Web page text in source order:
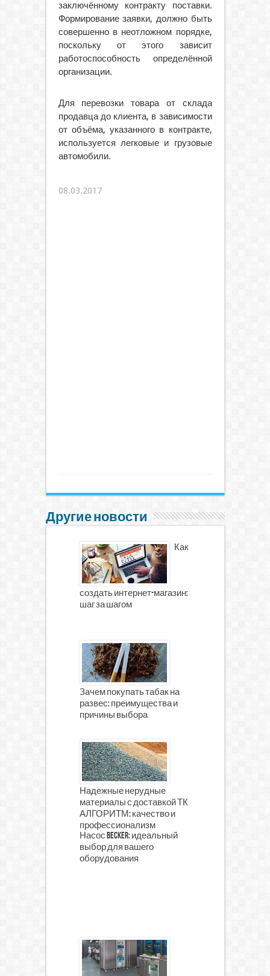
заключённому контракту поставки.
Формирование заявки, должно быть
совершенно в неотложном порядке,
поскольку от этого зависит
работоспособность определённой
организации.
Для перевозки товара от склада
продавца до клиента, в зависимости
от объёма, указанного в контракте,
используется легковые и грузовые
автомобили.
08.03.2017
Другие новости
Как
создать интернет-магазин:
шаг за шагом
Зачем покупать табак на
развес: преимущества и
причины выбора
Надежные нерудные
материалы с доставкой ТК
АЛГОРИТМ: качество и
профессионализм
Насос Becker: идеальный
выбор для вашего
оборудования